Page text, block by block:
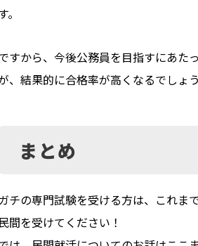
。
すから、今後公務員を目指すにあた
、結果的に合格率が高くなるでしょう
まとめ
ガチの専門試験を受ける方は、これま
民間を受けてください！